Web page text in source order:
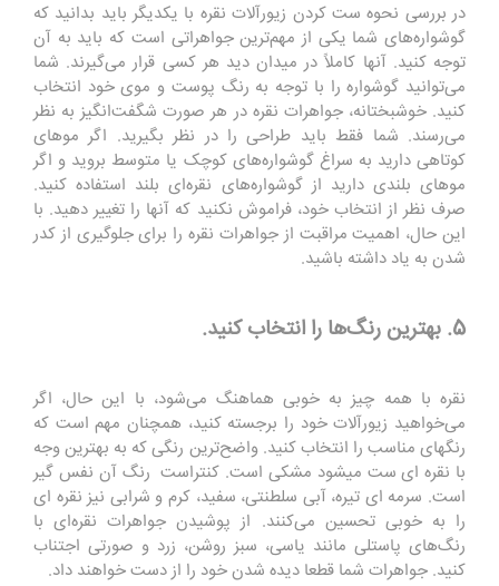
در بررسی نحوه ست کردن زیورآلات نقره با یکدیگر باید بدانید که
گوشواره‌های شما یکی از مهم‌ترین جواهراتی است که باید به آن
توجه کنید. آنها کاملاً در میدان دید هر کسی قرار می‌گیرند. شما
می‌توانید گوشواره را با توجه به رنگ پوست و موی خود انتخاب
کنید. خوشبختانه، جواهرات نقره در هر صورت شگفت‌انگیز به نظر
می‌رسند. شما فقط باید طراحی را در نظر بگیرید. اگر موهای
کوتاهی دارید به سراغ گوشواره‌های کوچک یا متوسط ​​بروید و اگر
موهای بلندی دارید از گوشواره‌های نقره‌ای بلند استفاده کنید.
صرف نظر از انتخاب خود، فراموش نکنید که آنها را تغییر دهید. با
این حال، اهمیت مراقبت از جواهرات نقره را برای جلوگیری از کدر
شدن به یاد داشته باشید.
5. بهترین رنگ‌ها را انتخاب کنید.
نقره‌ با همه چیز به خوبی هماهنگ می‌شود، با این حال، اگر
می‌خواهید زیورآلات خود را برجسته کنید، همچنان مهم است که
رنگ‍های مناسب را انتخاب کنید. واضح‌ترین رنگی که به بهترین وجه
با نقره ای ست می‍شود مشکی است. کنتراست رنگ آن نفس گیر
است. سرمه ای تیره، آبی سلطنتی، سفید، کرم و شرابی نیز نقره ای
را به خوبی تحسین می‌کنند. از پوشیدن جواهرات نقره‌ای با
رنگ‌های پاستلی مانند یاسی، سبز روشن، زرد و صورتی اجتناب
کنید. جواهرات شما قطعا دیده شدن خود را از دست خواهند داد.